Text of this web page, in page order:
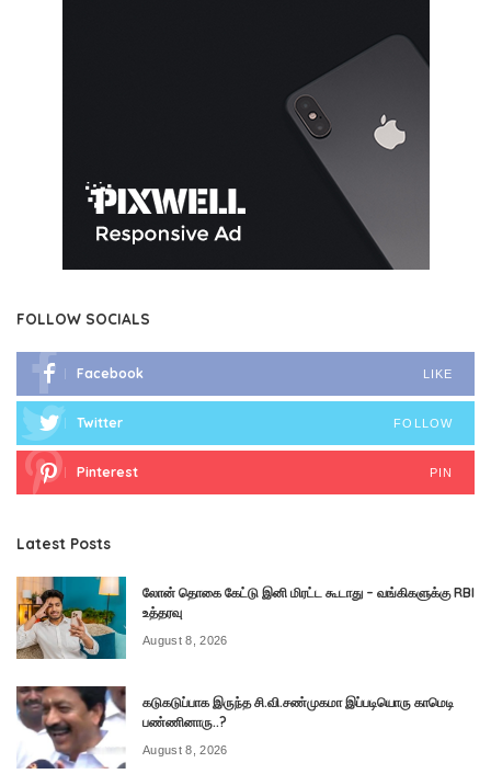
FOLLOW SOCIALS
Facebook LIKE
Twitter FOLLOW
Pinterest PIN
Latest Posts
லோன் தொகை கேட்டு இனி மிரட்ட கூடாது – வங்கிகளுக்கு RBI
உத்தரவு
August 8, 2026
கடுகடுப்பாக இருந்த சி.வி.சண்முகமா இப்படியொரு காமெடி
பண்ணினாரு..?
August 8, 2026